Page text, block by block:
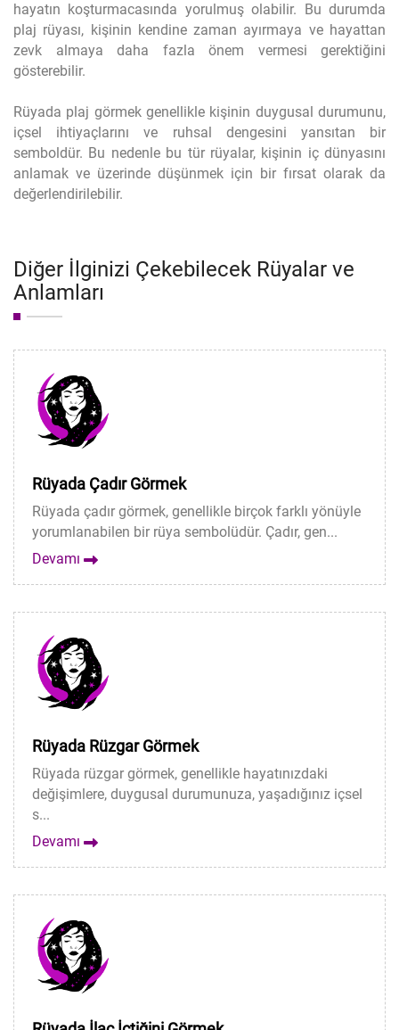
hayatın koşturmacasında yorulmuş olabilir. Bu durumda
plaj rüyası, kişinin kendine zaman ayırmaya ve hayattan
zevk almaya daha fazla önem vermesi gerektiğini
gösterebilir.
Rüyada plaj görmek genellikle kişinin duygusal durumunu,
içsel ihtiyaçlarını ve ruhsal dengesini yansıtan bir
semboldür. Bu nedenle bu tür rüyalar, kişinin iç dünyasını
anlamak ve üzerinde düşünmek için bir fırsat olarak da
değerlendirilebilir.
Diğer İlginizi Çekebilecek Rüyalar ve
Anlamları
Rüyada Çadır Görmek
Rüyada çadır görmek, genellikle birçok farklı yönüyle
yorumlanabilen bir rüya sembolüdür. Çadır, gen...
Devamı
Rüyada Rüzgar Görmek
Rüyada rüzgar görmek, genellikle hayatınızdaki
değişimlere, duygusal durumunuza, yaşadığınız içsel
s...
Devamı